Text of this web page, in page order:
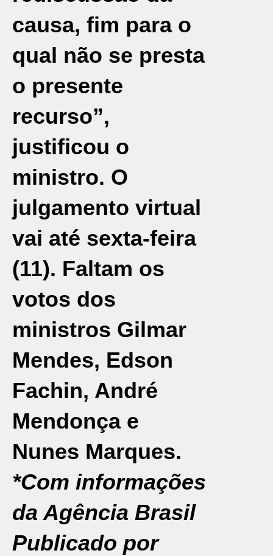
causa, fim para o
qual não se presta
o presente
recurso”,
justificou o
ministro. O
julgamento virtual
vai até sexta-feira
(11). Faltam os
votos dos
ministros Gilmar
Mendes, Edson
Fachin, André
Mendonça e
Nunes Marques.
*Com informações
da Agência Brasil
Publicado por